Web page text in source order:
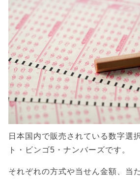
日本国内で販売されている数字選
ト・ビンゴ5・ナンバーズです。
それぞれの方式や当せん金額、当